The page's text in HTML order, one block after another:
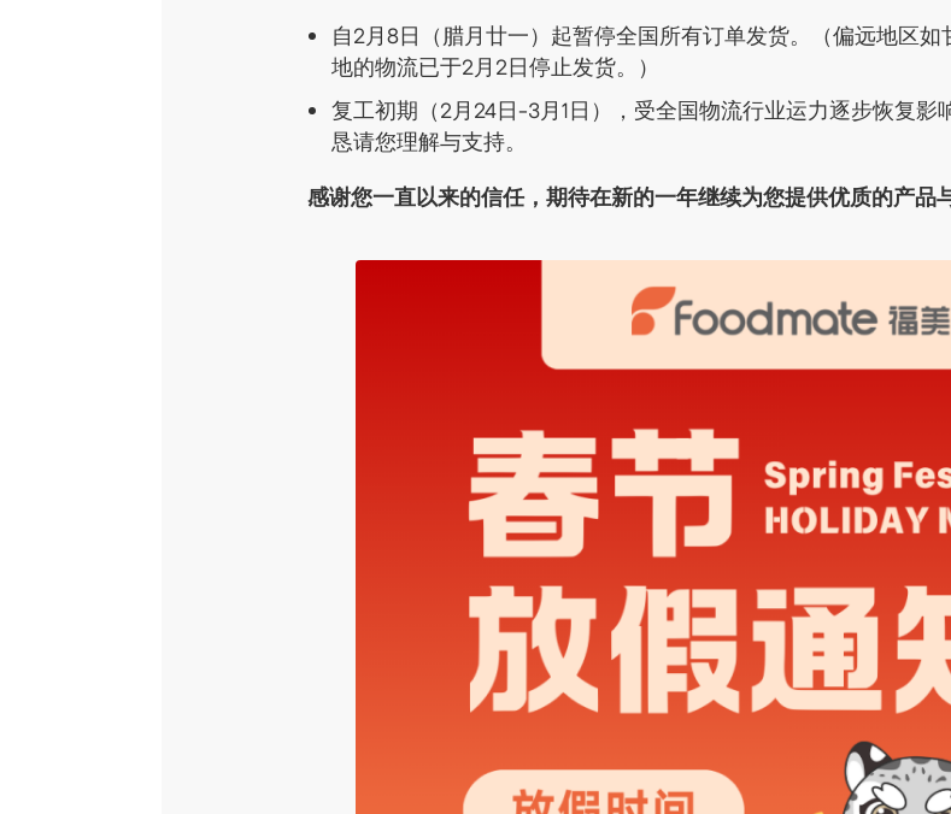
自2月8日（腊月廿一）起暂停全国所有订单发货。（偏远地区
地的物流已于2月2日停止发货。）
复工初期（2月24日-3月1日），受全国物流行业运力逐步恢复影
恳请您理解与支持。
感谢您一直以来的信任，期待在新的一年继续为您提供优质的产品